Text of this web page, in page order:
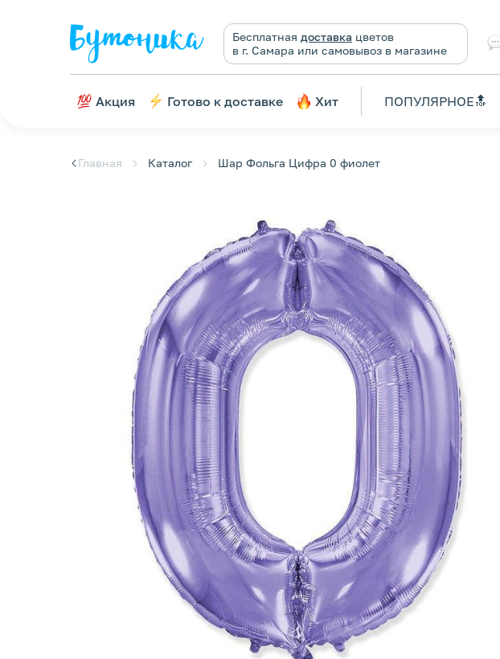
Бесплатная доставка цветов
в г. Самара или самовывоз в магазине
Акция Готово к доставке Хит ПОПУЛЯРНОЕ🔝
Главная Каталог Шар Фольга Цифра 0 фиолет